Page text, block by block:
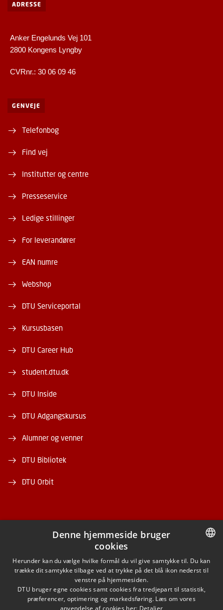
ADRESSE
Anker Engelunds Vej 101
2800 Kongens Lyngby
CVRnr.: 30 06 09 46
GENVEJE
Telefonbog
Find vej
Institutter og centre
Presseservice
Ledige stillinger
For leverandører
EAN numre
Webshop
DTU Serviceportal
Kursusbasen
DTU Career Hub
student.dtu.dk
DTU Inside
DTU Adgangskursus
Alumner og venner
DTU Bibliotek
DTU Orbit
FACEBOOK
INSTAGRAM
LINKEDIN
DANISH
ENGLISH
Denne hjemmeside bruger
cookies
Herunder kan du vælge hvilke formål du vil give samtykke til. Du kan
trække dit samtykke tilbage ved at trykke på det blå ikon nederst til
venstre på hjemmesiden.
DTU bruger egne cookies samt cookies fra tredjepart til statistik,
præferencer, optimering og markedsføring. Læs om vores
anvendelse af cookies her: Detaljer